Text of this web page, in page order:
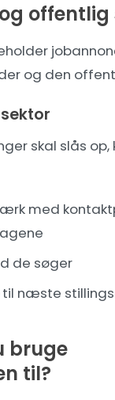
offentlig
og den
skal slås op,
med
de søger
til næste
bruge
til?